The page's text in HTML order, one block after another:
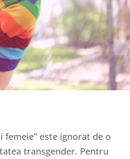
femeie” este ignorat de o
transgender. Pentru